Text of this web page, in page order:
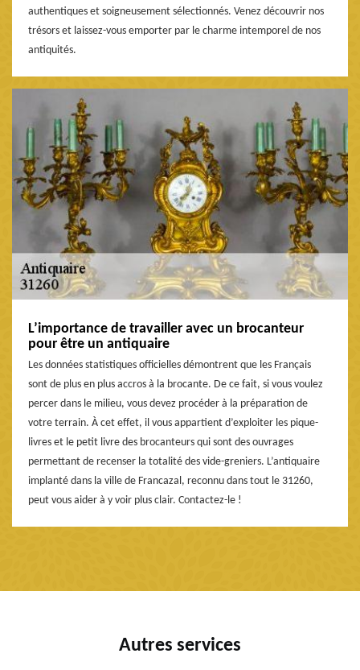
authentiques et soigneusement sélectionnés. Venez découvrir nos
trésors et laissez-vous emporter par le charme intemporel de nos
antiquités.
L’importance de travailler avec un brocanteur
pour être un antiquaire
Les données statistiques officielles démontrent que les Français
sont de plus en plus accros à la brocante. De ce fait, si vous voulez
percer dans le milieu, vous devez procéder à la préparation de
votre terrain. À cet effet, il vous appartient d’exploiter les pique-
livres et le petit livre des brocanteurs qui sont des ouvrages
permettant de recenser la totalité des vide-greniers. L’antiquaire
implanté dans la ville de Francazal, reconnu dans tout le 31260,
peut vous aider à y voir plus clair. Contactez-le !
Autres services